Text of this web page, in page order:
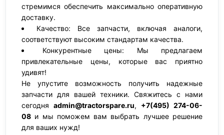
стремимся обеспечить максимально оперативную
доставку.
Качество: Все запчасти, включая аналоги,
соответствуют высоким стандартам качества.
Конкурентные цены: Мы предлагаем
привлекательные цены, которые вас приятно
удивят!
Не упустите возможность получить надежные
запчасти для вашей техники. Свяжитесь с нами
сегодня admin@tractorspare.ru, +7(495) 274-06-
08 и мы поможем вам выбрать лучшее решение
для ваших нужд!